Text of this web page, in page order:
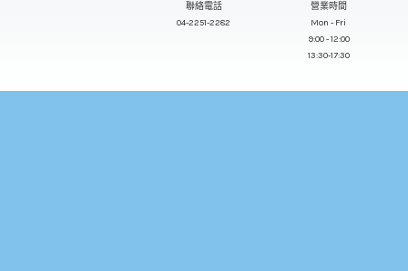
聯絡電話
04-2251-2282
營業時間
Mon - Fri
9:00 - 12:00
13:30-17:30